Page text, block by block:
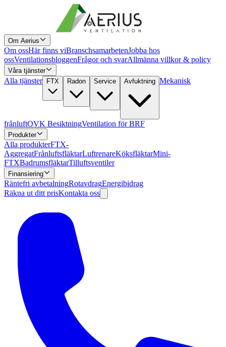
Om Aerius
Om ossHär finns viBranschsamarbetenJobba hos
ossVentilationsbloggenFrågor och svarAllmänna villkor & policy
Våra tjänster
Alla tjänster FTX Radon Service Avfuktning Mekanisk
frånluftOVK BesiktningVentilation för BRF
Produkter
Alla produkterFTX-
AggregatFrånluftsfläktarLuftrenareKöksfläktarMini-
FTXBadrumsfläktarTilluftsventiler
Finansiering
Räntefri avbetalningRotavdragEnergibidrag
Räkna ut ditt prisKontakta oss